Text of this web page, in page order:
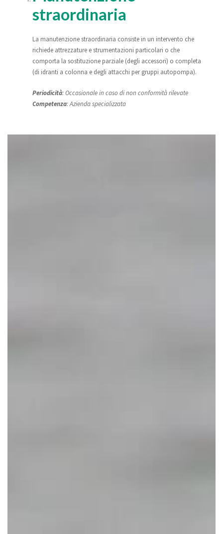
straordinaria
La manutenzione straordinaria consiste in un intervento che
richiede attrezzature e strumentazioni particolari o che
comporta la sostituzione parziale (degli accessori) o completa
(di idranti a colonna e degli attacchi per gruppi autopompa).
Periodicità: Occasionale in caso di non conformità rilevate
Competenza: Azienda specializzata